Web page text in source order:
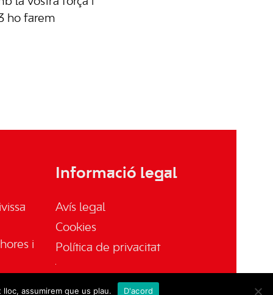
ho farem
i
Informació legal
Avís legal
Cookies
Política de privacitat
assumirem que us plau. D'acord